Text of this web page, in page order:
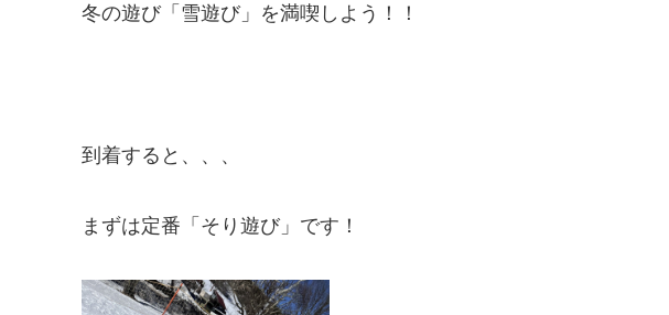
冬の遊び「雪遊び」を満喫しよう！！
到着すると、、、
まずは定番「そり遊び」です！